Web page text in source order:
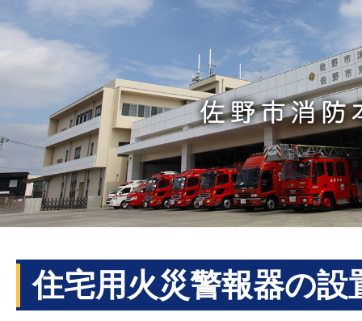
住宅用火災警報器の設